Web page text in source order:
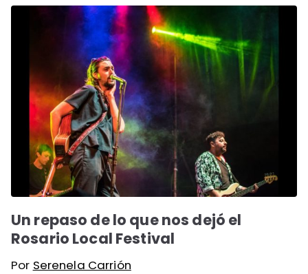
Un repaso de lo que nos dejó el
Rosario Local Festival
Por Serenela Carrión